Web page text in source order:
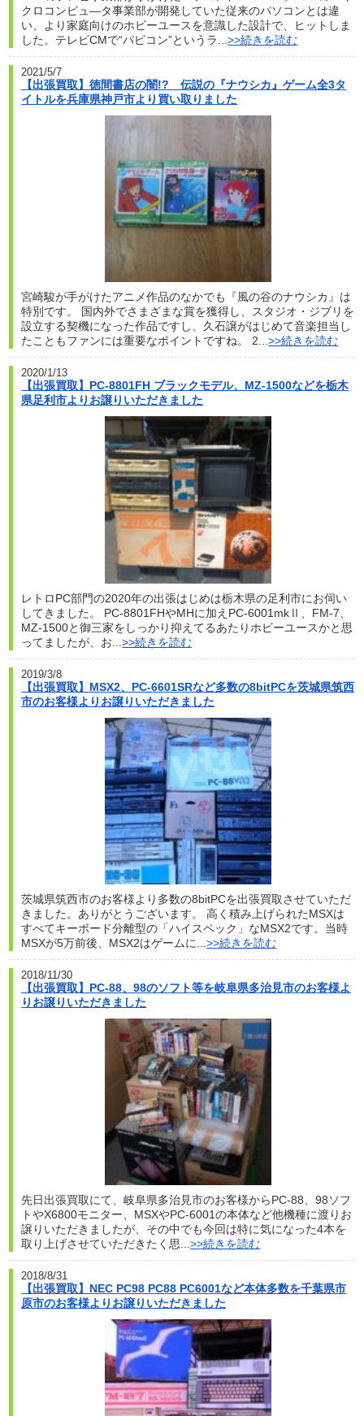
クロコンピュ―タ事業部が開発していた従来のパソコンとは違
い、より家庭向けのホビーユースを意識した設計で、ヒットしま
した。テレビCMで“パピコン”というラ...>>続きを読む
2021/5/7
【出張買取】徳間書店の闇!? 伝説の『ナウシカ』ゲーム全3タ
イトルを兵庫県神戸市より買い取りました
宮崎駿が手がけたアニメ作品のなかでも『風の谷のナウシカ』は
特別です。 国内外でさまざまな賞を獲得し、スタジオ・ジブリを
設立する契機になった作品ですし、久石譲がはじめて音楽担当し
たこともファンには重要なポイントですね。 2...>>続きを読む
2020/1/13
【出張買取】PC-8801FH ブラックモデル、MZ-1500などを栃木
県足利市よりお譲りいただきました
レトロPC部門の2020年の出張はじめは栃木県の足利市にお伺い
してきました。 PC-8801FHやMHに加えPC-6001mkⅡ、FM-7、
MZ-1500と御三家をしっかり抑えてるあたりホビーユースかと思
ってましたが、お...>>続きを読む
2019/3/8
【出張買取】MSX2、PC-6601SRなど多数の8bitPCを茨城県筑西
市のお客様よりお譲りいただきました
茨城県筑西市のお客様より多数の8bitPCを出張買取させていただ
きました。ありがとうございます。 高く積み上げられたMSXは
すべてキーボード分離型の「ハイスペック」なMSX2です。当時
MSXが5万前後、MSX2はゲームに...>>続きを読む
2018/11/30
【出張買取】PC-88、98のソフト等を岐阜県多治見市のお客様よ
りお譲りいただきました
先日出張買取にて、岐阜県多治見市のお客様からPC-88、98ソフ
トやX6800モニター、MSXやPC-6001の本体など他機種に渡りお
譲りいただきましたが、その中でも今回は特に気になった4本を
取り上げさせていただきたく思...>>続きを読む
2018/8/31
【出張買取】NEC PC98 PC88 PC6001など本体多数を千葉県市
原市のお客様よりお譲りいただきました